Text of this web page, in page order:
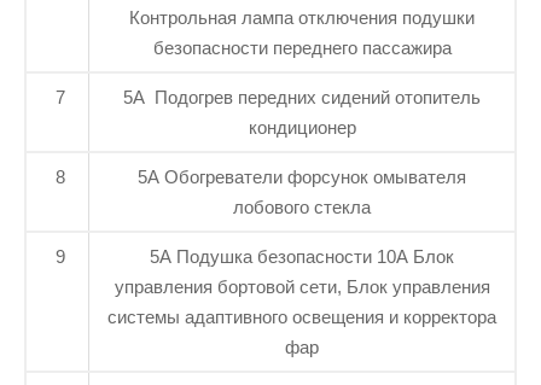
Контрольная лампа отключения подушки
безопасности переднего пассажира
7
5A Подогрев передних сидений отопитель
кондиционер
8
5A Обогреватели форсунок омывателя
лобового стекла
9
5A Подушка безопасности 10А Блок
управления бортовой сети, Блок управления
системы адаптивного освещения и корректора
фар